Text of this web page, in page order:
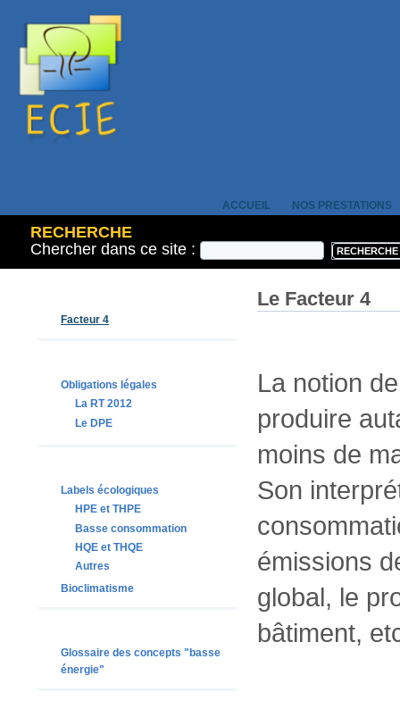
ACCUEIL NOS PRESTATIONS
RECHERCHE
Chercher dans ce site :
Facteur 4
Obligations légales
La RT 2012
Le DPE
Labels écologiques
HPE et THPE
Basse consommation
HQE et THQE
Autres
Bioclimatisme
Glossaire des concepts "basse
énergie"
Le Facteur 4
La notion
produire
moins de
Son
émissions
global, le
bâtiment,